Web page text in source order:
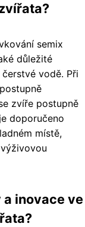
semix
důležité
vodě. Při
zvíře postupně
doporučeno
místě,
inovace ve